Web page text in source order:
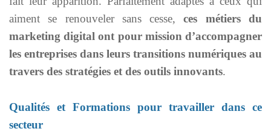
aiment se renouveler sans cesse,ces métiers du
marketing digital ont pour mission d’accompagner
les entreprises dans leurs transitions numériques au
travers des stratégies et des outils innovants.
Qualités et Formations pour travailler dans ce
secteur